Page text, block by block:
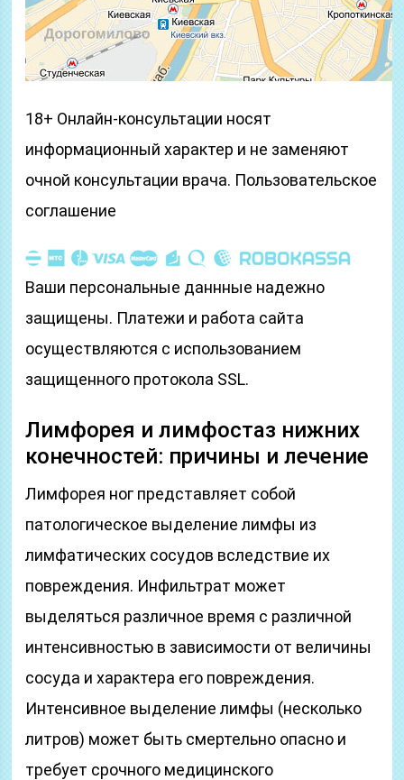
18+ Онлайн-консультации носят
информационный характер и не заменяют
очной консультации врача. Пользовательское
соглашение
Ваши персональные даннные надежно
защищены. Платежи и работа сайта
осуществляются c использованием
защищенного протокола SSL.
Лимфорея и лимфостаз нижних
конечностей: причины и лечение
Лимфорея ног представляет собой
патологическое выделение лимфы из
лимфатических сосудов вследствие их
повреждения. Инфильтрат может
выделяться различное время с различной
интенсивностью в зависимости от величины
сосуда и характера его повреждения.
Интенсивное выделение лимфы (несколько
литров) может быть смертельно опасно и
требует срочного медицинского